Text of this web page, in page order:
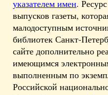
указателем имен.
выпусков газеты,
малодоступным
библиотек Санкт-
сайте дополнительно
имеющимся
выполненным по
Российской